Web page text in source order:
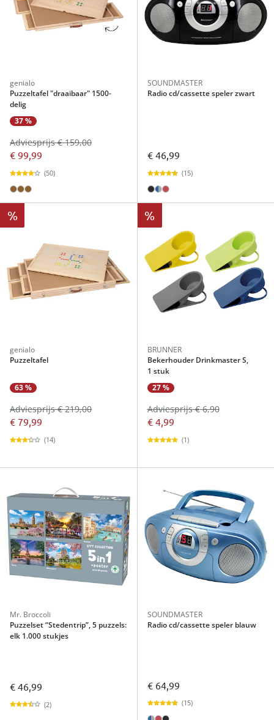
genialo
Puzzeltafel "draaibaar" 1500-
delig
37 %
€ 99,99
Adviesprijs € 159,00
(50)
SOUNDMASTER
Radio cd/cassette speler zwart
€ 46,99
(15)
%
genialo
Puzzeltafel
63 %
€ 79,99
Adviesprijs € 219,00
(14)
%
BRUNNER
Bekerhouder Drinkmaster S,
1 stuk
27 %
€ 4,99
Adviesprijs € 6,90
(1)
Mr. Broccoli
Puzzelset “Stedentrip”, 5 puzzels:
elk 1.000 stukjes
€ 46,99
(2)
SOUNDMASTER
Radio cd/cassette speler blauw
€ 64,99
(15)